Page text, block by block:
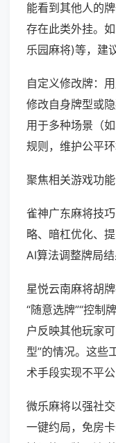
能看到其他人的
存在此类外挂。
乐园麻将)等，建
自定义修改牌：
修改自身牌型或
用于多种场景（
规则，维护公平环
聚焦相关游戏功能
雀神广东麻将技
略、暗杠优化、
AI算法调整牌局结
星悦云南麻将胡
“随意选牌”“控制
户反映其他玩家
型”的情况。这些
术手段实现不平公
微乐麻将以强社
一键约局，免房